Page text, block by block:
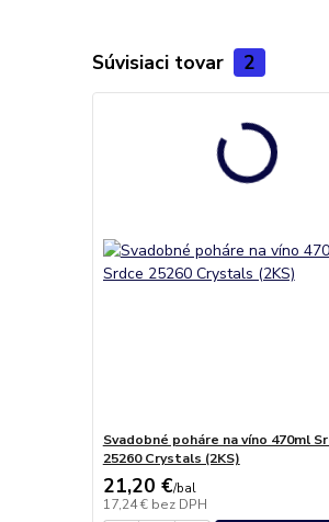
Súvisiaci tovar 2
Svadobné poháre na víno 470ml
25260 Crystals (2KS)
21,20 €/bal
17,24 € bez DPH